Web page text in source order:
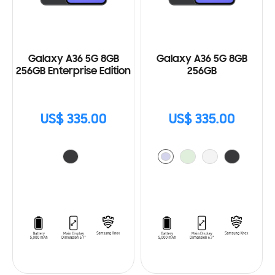
Galaxy A36 5G 8GB
256GB Enterprise Edition
US$ 335.00
Galaxy A36 5G 8GB
256GB
US$ 335.00